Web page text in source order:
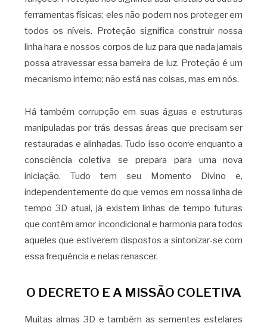
ferramentas físicas; eles não podem nos proteger em
todos os níveis. Proteção significa construir nossa
linha hara e nossos corpos de luz para que nada jamais
possa atravessar essa barreira de luz. Proteção é um
mecanismo interno; não está nas coisas, mas em nós.
Há também corrupção em suas águas e estruturas
manipuladas por trás dessas áreas que precisam ser
restauradas e alinhadas. Tudo isso ocorre enquanto a
consciência coletiva se prepara para uma nova
iniciação. Tudo tem seu Momento Divino e,
independentemente do que vemos em nossa linha de
tempo 3D atual, já existem linhas de tempo futuras
que contêm amor incondicional e harmonia para todos
aqueles que estiverem dispostos a sintonizar-se com
essa frequência e nelas renascer.
O DECRETO E A MISSÃO COLETIVA
Muitas almas 3D e também as sementes estelares